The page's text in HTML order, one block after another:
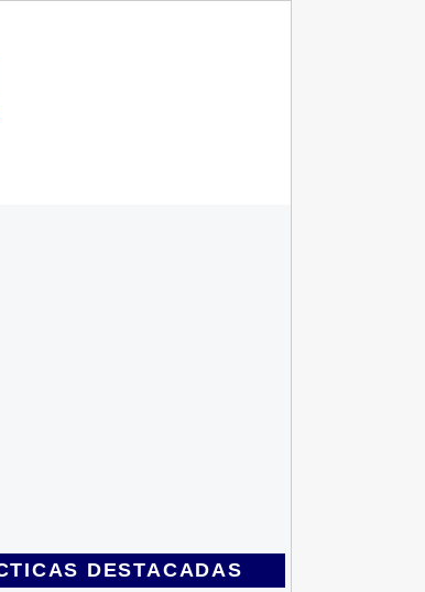
DESTACADAS